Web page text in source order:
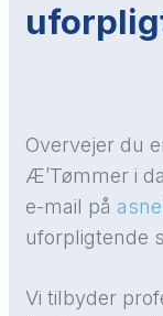
Overvejer du
Æ’Tømmer i
e-mail på
uforpligtende
Vi tilbyder